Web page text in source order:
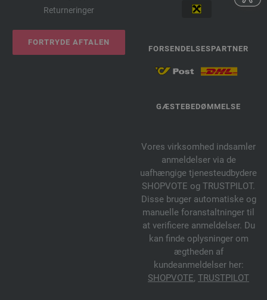
Returneringer
FORTRYDE AFTALEN
FORSENDELSESPARTNER
GÆSTEBEDØMMELSE
Vores virksomhed indsamler
anmeldelser via de
uafhængige tjenesteudbydere
SHOPVOTE og TRUSTPILOT.
Disse bruger automatiske og